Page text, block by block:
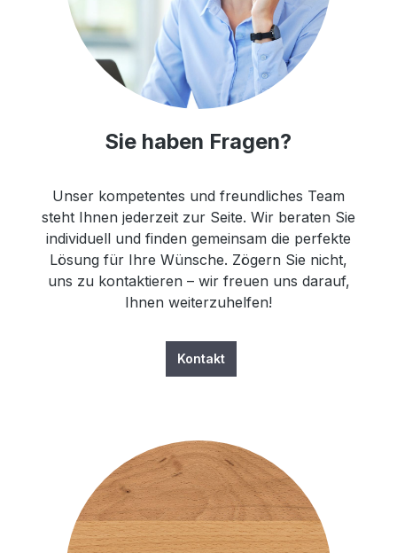
Sie haben Fragen?
Unser kompetentes und freundliches Team
steht Ihnen jederzeit zur Seite. Wir beraten Sie
individuell und finden gemeinsam die perfekte
Lösung für Ihre Wünsche. Zögern Sie nicht,
uns zu kontaktieren – wir freuen uns darauf,
Ihnen weiterzuhelfen!
Kontakt